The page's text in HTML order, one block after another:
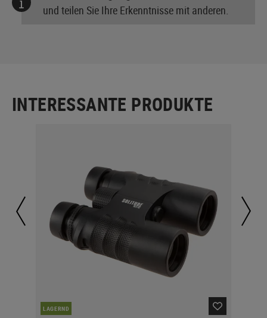
und teilen Sie Ihre Erkenntnisse mit anderen.
INTERESSANTE PRODUKTE
LAGERND